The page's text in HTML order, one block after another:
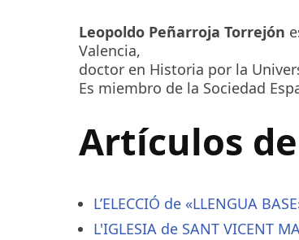
Leopoldo Peñarroja Torrejón
Valencia,
doctor en Historia por la
Es miembro de la Sociedad
Artículos
L’ELECCIÓ de «LLENGUA
L'IGLESIA de SANT VICENT